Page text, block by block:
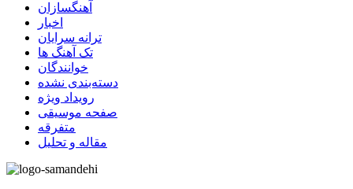
آهنگسازان
اخبار
ترانه سرایان
تک آهنگ ها
خوانندگان
دسته‌بندی نشده
رویداد ویژه
صفحه موسیقی
متفرقه
مقاله و تحلیل